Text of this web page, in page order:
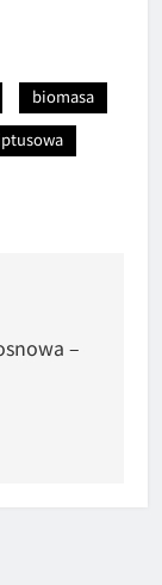
biomasa
–